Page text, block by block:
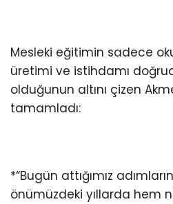
Mesleki eğitimin sadece
üretimi ve istihdamı
olduğunun altını çizen
tamamladı:
*“Bugün attığımız adımların
önümüzdeki yıllarda hem